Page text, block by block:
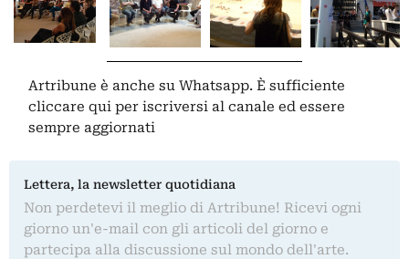
Artribune è anche su Whatsapp. È sufficiente
cliccare qui per iscriversi al canale ed essere
sempre aggiornati
Lettera, la newsletter quotidiana
Non perdetevi il meglio di Artribune! Ricevi ogni
giorno un'e-mail con gli articoli del giorno e
partecipa alla discussione sul mondo dell'arte.